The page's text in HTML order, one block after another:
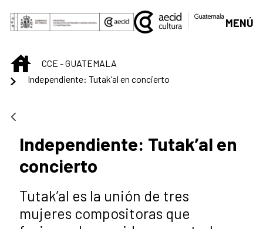
Saltar al contenido principal
MENÚ
INICIOCCE - GUATEMALA
Independiente: Tutak’al en concierto
Independiente: Tutak’al en
concierto
Tutak’al es la unión de tres
mujeres compositoras que